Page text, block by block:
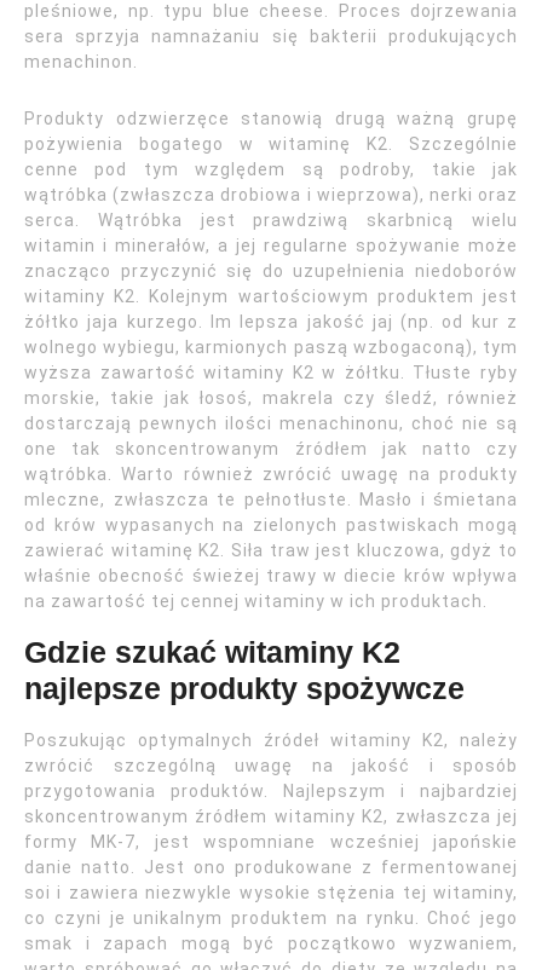
pleśniowe, np. typu blue cheese. Proces dojrzewania
sera sprzyja namnażaniu się bakterii produkujących
menachinon.
Produkty odzwierzęce stanowią drugą ważną grupę
pożywienia bogatego w witaminę K2. Szczególnie
cenne pod tym względem są podroby, takie jak
wątróbka (zwłaszcza drobiowa i wieprzowa), nerki oraz
serca. Wątróbka jest prawdziwą skarbnicą wielu
witamin i minerałów, a jej regularne spożywanie może
znacząco przyczynić się do uzupełnienia niedoborów
witaminy K2. Kolejnym wartościowym produktem jest
żółtko jaja kurzego. Im lepsza jakość jaj (np. od kur z
wolnego wybiegu, karmionych paszą wzbogaconą), tym
wyższa zawartość witaminy K2 w żółtku. Tłuste ryby
morskie, takie jak łosoś, makrela czy śledź, również
dostarczają pewnych ilości menachinonu, choć nie są
one tak skoncentrowanym źródłem jak natto czy
wątróbka. Warto również zwrócić uwagę na produkty
mleczne, zwłaszcza te pełnotłuste. Masło i śmietana
od krów wypasanych na zielonych pastwiskach mogą
zawierać witaminę K2. Siła traw jest kluczowa, gdyż to
właśnie obecność świeżej trawy w diecie krów wpływa
na zawartość tej cennej witaminy w ich produktach.
Gdzie szukać witaminy K2
najlepsze produkty spożywcze
Poszukując optymalnych źródeł witaminy K2, należy
zwrócić szczególną uwagę na jakość i sposób
przygotowania produktów. Najlepszym i najbardziej
skoncentrowanym źródłem witaminy K2, zwłaszcza jej
formy MK-7, jest wspomniane wcześniej japońskie
danie natto. Jest ono produkowane z fermentowanej
soi i zawiera niezwykle wysokie stężenia tej witaminy,
co czyni je unikalnym produktem na rynku. Choć jego
smak i zapach mogą być początkowo wyzwaniem,